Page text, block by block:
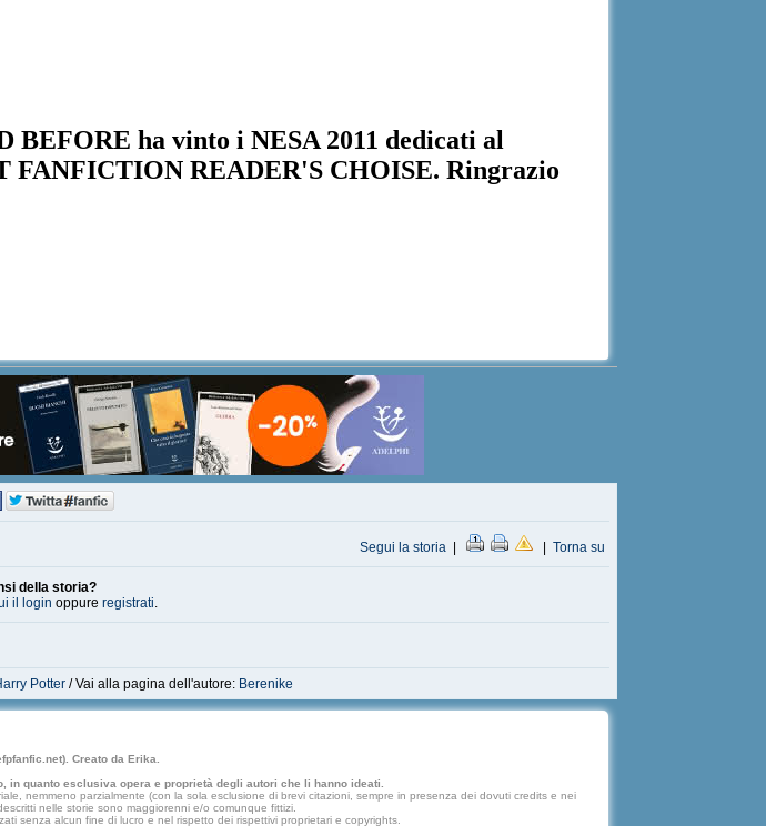
ha vinto i NESA 2011 dedicati al
FANFICTION READER'S CHOISE. Ringrazio
Segui la storia| | Torna su
della storia?
il login oppure registrati.
Potter/ Vai alla pagina dell'autore: Berenike
Creato da Erika.
quanto esclusiva opera e proprietà degli autori che li hanno ideati.
nemmeno parzialmente (con la sola esclusione di brevi citazioni, sempre in presenza dei dovuti credits e nei
nelle storie sono maggiorenni e/o comunque fittizi.
senza alcun fine di lucro e nel rispetto dei rispettivi proprietari e copyrights.